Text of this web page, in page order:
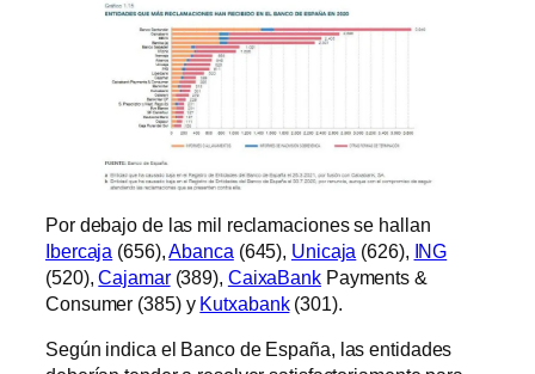
Por debajo de las mil reclamaciones se hallan
Ibercaja (656),Abanca (645), Unicaja (626), ING
(520),Cajamar(389), CaixaBankPayments &
Consumer (385) y Kutxabank(301).
Según indica el Banco de España, las entidades